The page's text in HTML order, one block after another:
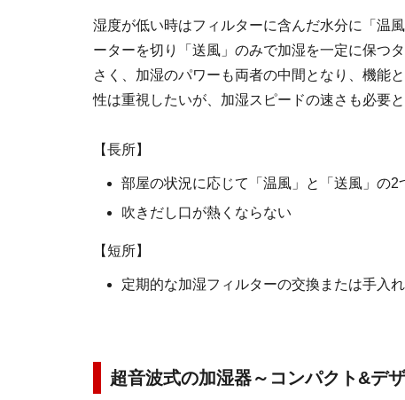
湿度が低い時はフィルターに含んだ水分に「温
ーターを切り「送風」のみで加湿を一定に保つ
さく、加湿のパワーも両者の中間となり、機能
性は重視したいが、加湿スピードの速さも必要と
【長所】
部屋の状況に応じて「温風」と「送風」の
吹きだし口が熱くならない
【短所】
定期的な加湿フィルターの交換または手入
超音波式の加湿器～コンパクト&デ